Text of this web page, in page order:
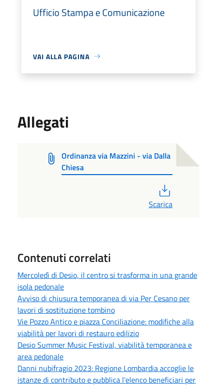
Ufficio Stampa e Comunicazione
VAI ALLA PAGINA
Allegati
Ordinanza via Mazzini - via Dalla
Chiesa
Scarica
Contenuti correlati
Mercoledì di Desio, il centro si trasforma in una grande
isola pedonale
Avviso di chiusura temporanea di via Per Cesano per
lavori di sostituzione tombino
Vie Pozzo Antico e piazza Conciliazione: modifiche alla
viabilità per lavori di restauro edilizio
Desio Summer Music Festival, viabilità temporanea e
area pedonale
Danni nubifragio 2023: Regione Lombardia accoglie le
istanze di contributo e pubblica l'elenco beneficiari per